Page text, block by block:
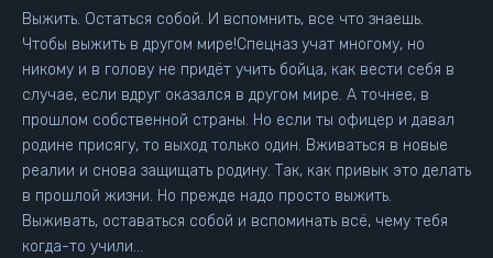
Выжить. Остаться собой. И вспомнить, все что знаешь.
Чтобы выжить в другом мире!Спецназ учат многому, но
никому и в голову не придёт учить бойца, как вести себя в
случае, если вдруг оказался в другом мире. А точнее, в
прошлом собственной страны. Но если ты офицер и давал
родине присягу, то выход только один. Вживаться в новые
реалии и снова защищать родину. Так, как привык это делать
в прошлой жизни. Но прежде надо просто выжить.
Выживать, оставаться собой и вспоминать всё, чему тебя
когда-то учили…